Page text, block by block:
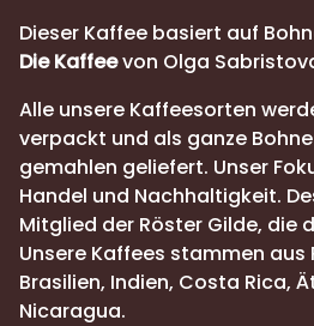
Dieser Kaffee basiert auf
Die Kaffeevon Olga
Alle unsere Kaffeesorten
verpackt und als ganze
gemahlen geliefert. Unser
Handel und Nachhaltigkeit.
Mitglied der Röster Gilde, die
Unsere Kaffees stammen aus
Brasilien, Indien, Costa Rica,
Nicaragua.